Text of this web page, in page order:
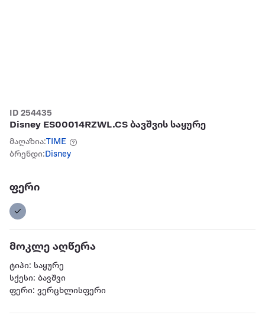
ID 254435
Disney ES00014RZWL.CS ბავშვის საყურე
მაღაზია:TIME
ბრენდი:Disney
ფერი
მოკლე აღწერა
ტიპი: საყურე
სქესი: ბავშვი
ფერი: ვერცხლისფერი